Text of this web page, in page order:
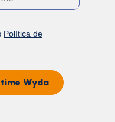
Política de
Wyda